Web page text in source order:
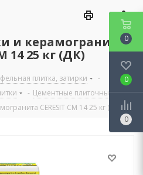
и керамогранита
14 25 кг (ДК)
плитка, затирки
-
- Цементные плиточные клеи
CERESIT CM 14 25 кг (ДК)
0
0
0